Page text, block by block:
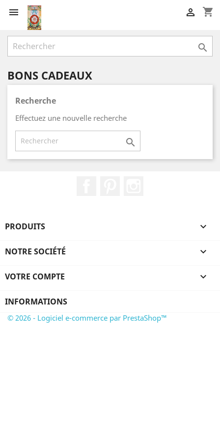
 shopping_cart


BONS CADEAUX
Recherche
Effectuez une nouvelle recherche

PRODUITS 
NOTRE SOCIÉTÉ 
VOTRE COMPTE 
INFORMATIONS
© 2026 - Logiciel e-commerce par PrestaShop™